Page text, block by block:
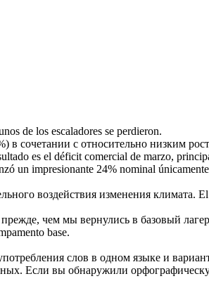
de los escaladores se perdieron.
сочетании с относительно низким
es el déficit comercial de marzo,
un impresionante 24% nominal
воздействия изменения климата.
чем мы вернулись в базовый
base.
слов в одном языке и
Если вы обнаружили